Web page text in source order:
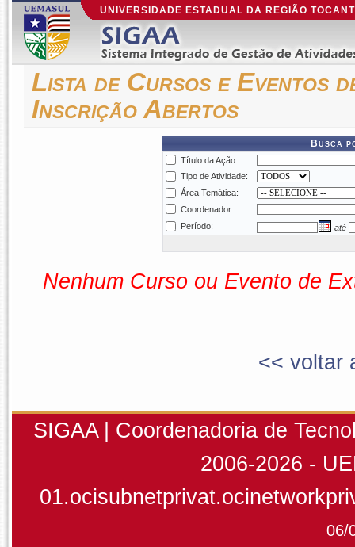
UNIVERSIDADE ESTADUAL DA REGIÃO
Lista de Cursos e Eventos
Inscrição Abertos
Busca
Título da Ação:
Tipo de Atividade:
Área Temática:
Coordenador:
Período:
até
Nenhum Curso ou Evento de
<< voltar
SIGAA | Coordenadoria de
2006-2026 -
06/